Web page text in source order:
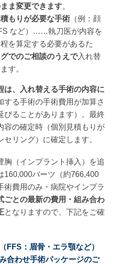
ま変更できます。
もりが必要な手術（例：顔
など）……執刀医が内容を
を算定する必要があるた
でのご相談のうえで入れ替
す。
は、入れ替える手術の内容に
する手術の手術費用が加算さ
びることがあります）。最終
容の確定時（個別見積もりが
リング）に確定します。
胸（インプラント挿入）を追
160,000バーツ（約766,400
術費用のみ・病院やインプラ
ごとの最新の費用・組み合わ
となりますので、下記をご確
FFS：眉骨・エラ顎など）
合わせ手術パッケージのご